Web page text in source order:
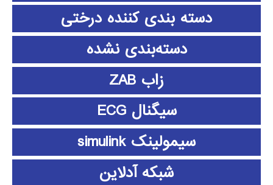
دسته بندی کننده درختی
دسته‌بندی نشده
زاب ZAB
سیگنال ECG
سیمولینک simulink
شبکه آدلاین